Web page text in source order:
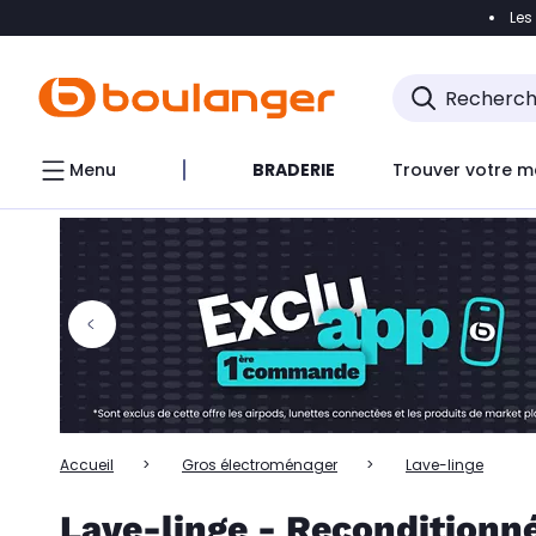
Accéder
Accéder directement au chatbot
Menu BRADERIE Trouver votre
Accueil Gros électroménager Lave-linge